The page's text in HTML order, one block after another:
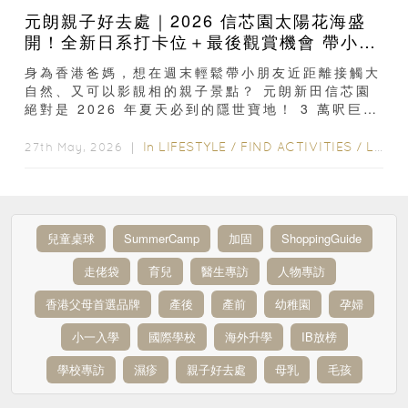
元朗親子好去處｜2026 信芯園太陽花海盛
開！全新日系打卡位＋最後觀賞機會 帶小朋
友必去
身為香港爸媽，想在週末輕鬆帶小朋友近距離接觸大
自然、又可以影靚相的親子景點？ 元朗新田信芯園
絕對是 2026 年夏天必到的隱世寶地！ 3 萬呎巨型
了...
27th May, 2026 ｜ In LIFESTYLE / FIND ACTIVITIES / LIFE
兒童桌球 SummerCamp 加固
ShoppingGuide
走佬袋
育兒 醫生專訪
人物專訪
香港父母首選品牌
產後 產前 幼稚園
孕婦
小一入學
國際學校 海外升學
IB放榜
學校專訪
濕疹 親子好去處 母乳 毛孩